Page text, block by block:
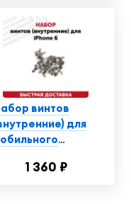
винтов
для
(смартфона) Apple
1 360 ₽